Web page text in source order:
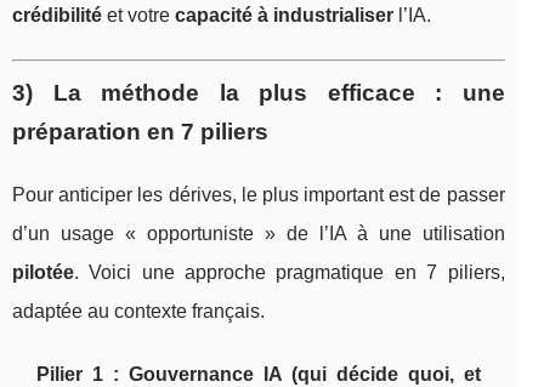
crédibilité et votre capacité à industrialiser l’IA.
3) La méthode la plus efficace : une
préparation en 7 piliers
Pour anticiper les dérives, le plus important est de passer
d’un usage « opportuniste » de l’IA à une utilisation
pilotée. Voici une approche pragmatique en 7 piliers,
adaptée au contexte français.
Pilier 1 : Gouvernance IA (qui décide quoi, et